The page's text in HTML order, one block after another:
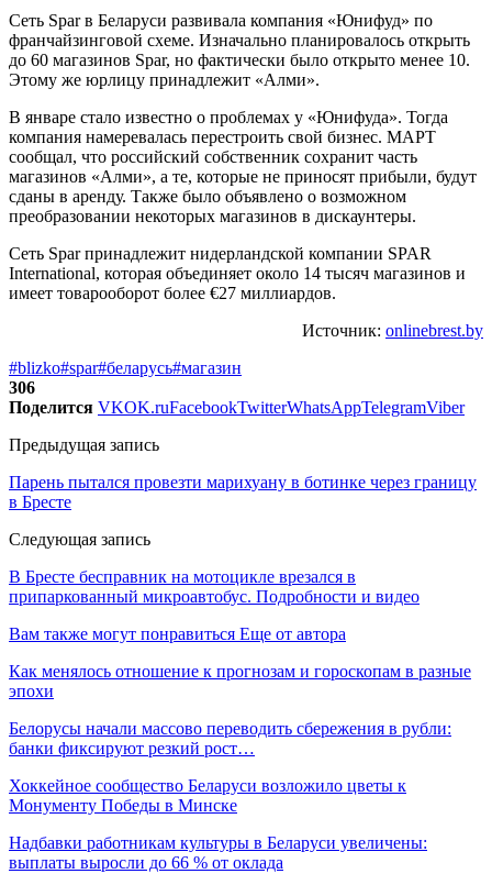
Сеть Spar в Беларуси развивала компания «Юнифуд» по
франчайзинговой схеме. Изначально планировалось открыть
до 60 магазинов Spar, но фактически было открыто менее 10.
Этому же юрлицу принадлежит «Алми».
В январе стало известно о проблемах у «Юнифуда». Тогда
компания намеревалась перестроить свой бизнес. МАРТ
сообщал, что российский собственник сохранит часть
магазинов «Алми», а те, которые не приносят прибыли, будут
сданы в аренду. Также было объявлено о возможном
преобразовании некоторых магазинов в дискаунтеры.
Сеть Spar принадлежит нидерландской компании SPAR
International, которая объединяет около 14 тысяч магазинов и
имеет товарооборот более €27 миллиардов.
Источник: onlinebrest.by
#blizko#spar#беларусь#магазин
306
Поделится VKOK.ruFacebookTwitterWhatsAppTelegramViber
Предыдущая запись
Парень пытался провезти марихуану в ботинке через границу
в Бресте
Следующая запись
В Бресте бесправник на мотоцикле врезался в
припаркованный микроавтобус. Подробности и видео
Вам также могут понравиться Еще от автора
Как менялось отношение к прогнозам и гороскопам в разные
эпохи
Белорусы начали массово переводить сбережения в рубли:
банки фиксируют резкий рост…
Хоккейное сообщество Беларуси возложило цветы к
Монументу Победы в Минске
Надбавки работникам культуры в Беларуси увеличены:
выплаты выросли до 66 % от оклада